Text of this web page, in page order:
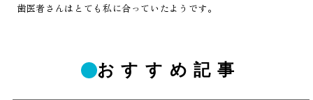
歯医者さんはとても私に合っていたようです。
おすすめ記事